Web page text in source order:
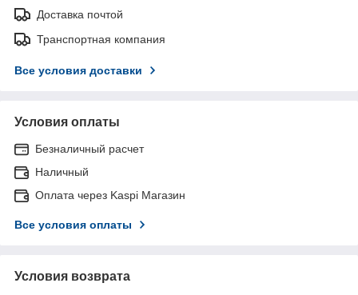
Доставка почтой
Транспортная компания
Все условия доставки
Условия оплаты
Безналичный расчет
Наличный
Оплата через Kaspi Магазин
Все условия оплаты
Условия возврата